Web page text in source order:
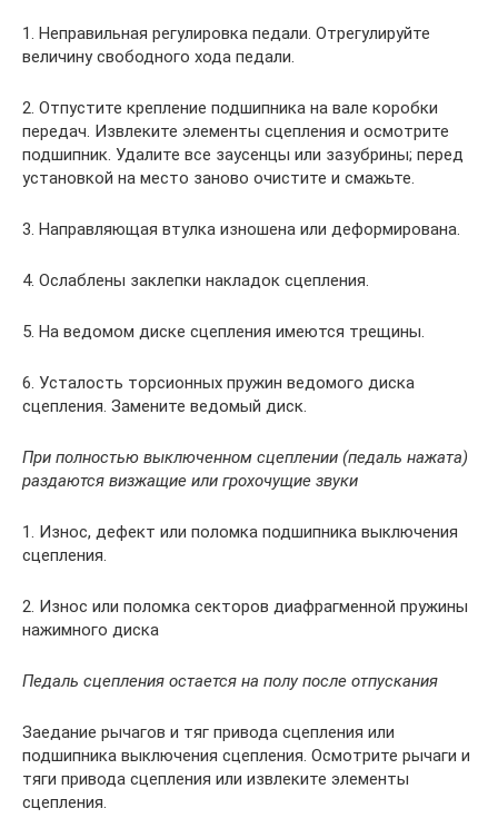
1. Неправильная регулировка педали. Отрегулируйте
величину свободного хода педали.
2. Отпустите крепление подшипника на вале коробки
передач. Извлеките элементы сцепления и осмотрите
подшипник. Удалите все заусенцы или зазубрины; перед
установкой на место заново очистите и смажьте.
3. Направляющая втулка изношена или деформирована.
4. Ослаблены заклепки накладок сцепления.
5. На ведомом диске сцепления имеются трещины.
6. Усталость торсионных пружин ведомого диска
сцепления. Замените ведомый диск.
При полностью выключенном сцеплении (педаль нажата)
раздаются визжащие или грохочущие звуки
1. Износ, дефект или поломка подшипника выключения
сцепления.
2. Износ или поломка секторов диафрагменной пружины
нажимного диска
Педаль сцепления остается на полу после отпускания
Заедание рычагов и тяг привода сцепления или
подшипника выключения сцепления. Осмотрите рычаги и
тяги привода сцепления или извлеките элементы
сцепления.